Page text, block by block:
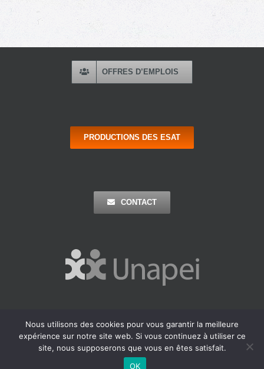
OFFRES D’EMPLOIS
PRODUCTIONS DES ESAT
CONTACT
Copyright 2016 Apei Ouest 44 | Tous Droits Réservés |Mentions
Légales| Réalisation : Agence Outremer
Facebook
Nous utilisons des cookies pour vous garantir la meilleure
expérience sur notre site web. Si vous continuez à utiliser ce
site, nous supposerons que vous en êtes satisfait.
OK